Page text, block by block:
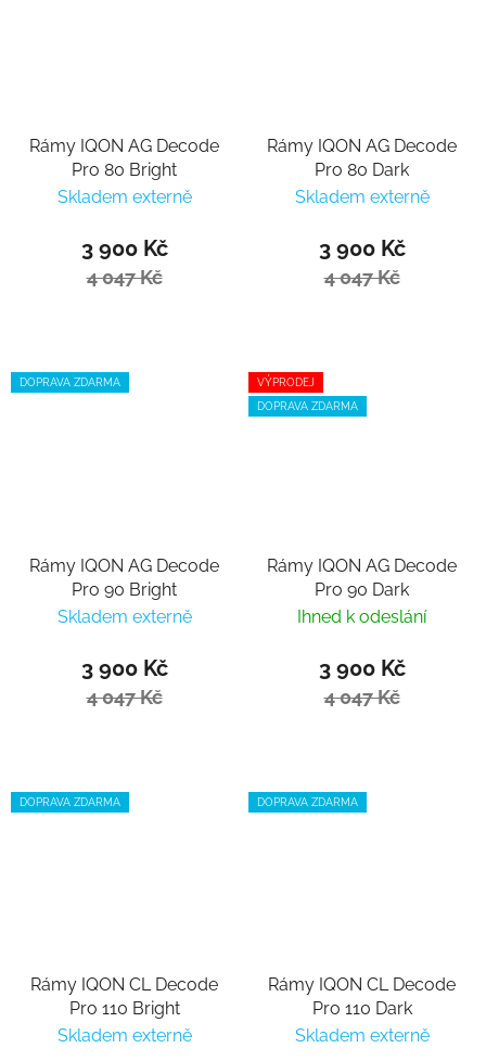
Rámy IQON AG Decode
Pro 80 Bright
Skladem externě
3 900 Kč
4 047 Kč
Rámy IQON AG Decode
Pro 80 Dark
Skladem externě
3 900 Kč
4 047 Kč
DOPRAVA ZDARMA
Rámy IQON AG Decode
Pro 90 Bright
Skladem externě
3 900 Kč
4 047 Kč
VÝPRODEJ
DOPRAVA ZDARMA
Rámy IQON AG Decode
Pro 90 Dark
Ihned k odeslání
3 900 Kč
4 047 Kč
DOPRAVA ZDARMA
Rámy IQON CL Decode
Pro 110 Bright
Skladem externě
DOPRAVA ZDARMA
Rámy IQON CL Decode
Pro 110 Dark
Skladem externě